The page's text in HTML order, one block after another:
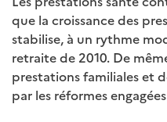
que la croissance des
stabilise, à un rythme
retraite de 2010. De
prestations familiales et
par les réformes